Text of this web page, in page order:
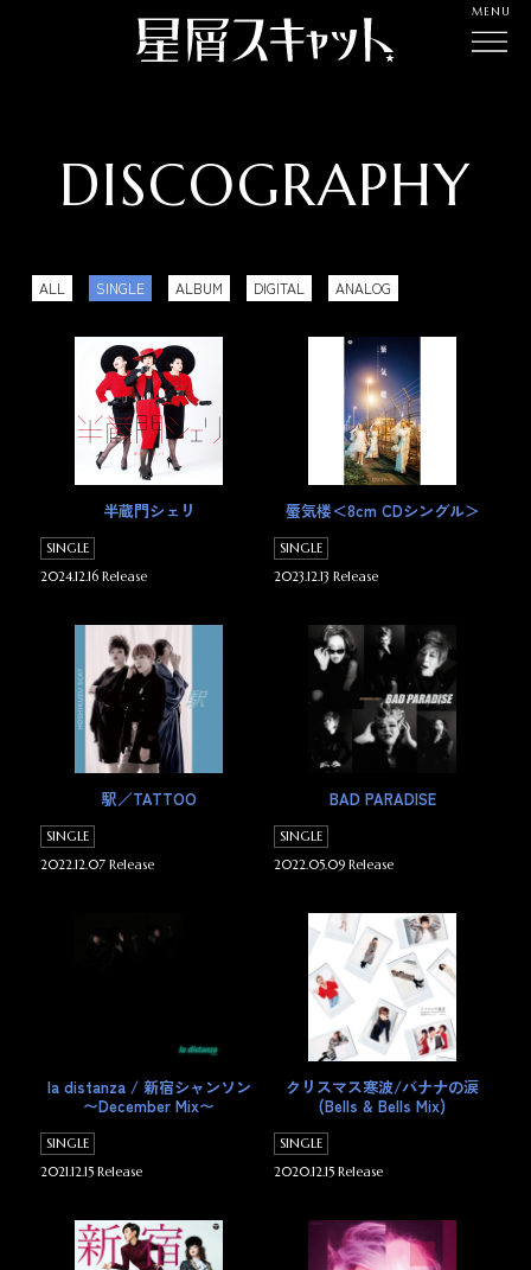
MENU
DISCOGRAPHY
ALL SINGLE ALBUM DIGITAL ANALOG
半蔵門シェリ
SINGLE
2024.12.16 Release
蜃気楼＜8cm CDシングル＞
SINGLE
2023.12.13 Release
駅／TATTOO
SINGLE
2022.12.07 Release
BAD PARADISE
SINGLE
2022.05.09 Release
la distanza / 新宿シャンソン
〜December Mix〜
SINGLE
2021.12.15 Release
クリスマス寒波/バナナの涙
(Bells & Bells Mix)
SINGLE
2020.12.15 Release